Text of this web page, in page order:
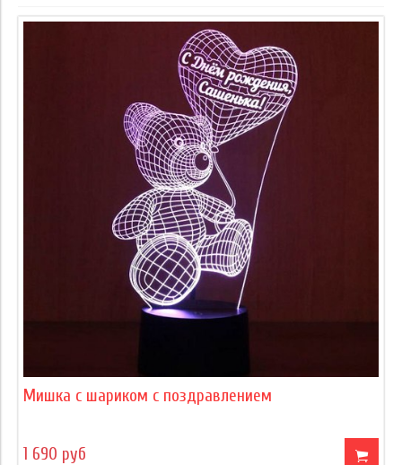
Мишка с шариком с поздравлением
1 690 руб